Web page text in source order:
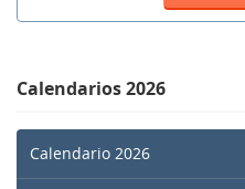
Calendarios 2026
Calendario 2026